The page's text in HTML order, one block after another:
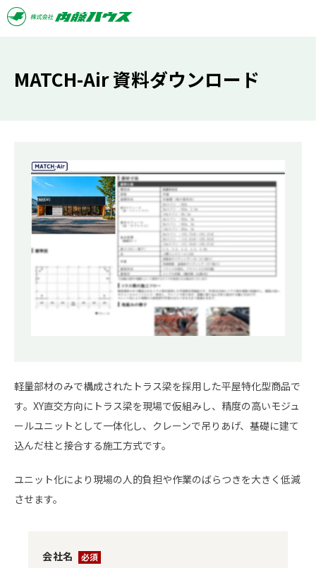
MATCH-Air 資料ダウンロード
軽量部材のみで構成されたトラス梁を採用した平屋特化型商品で
す。XY直交方向にトラス梁を現場で仮組みし、精度の高いモジュ
ールユニットとして一体化し、クレーンで吊りあげ、基礎に建て
込んだ柱と接合する施工方式です。
ユニット化により現場の人的負担や作業のばらつきを大きく低減
させます。
会社名